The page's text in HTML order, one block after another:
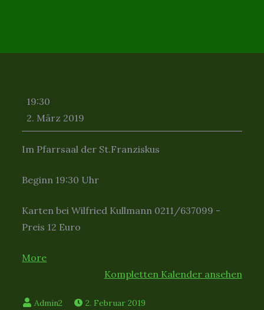
Karnevalssitzung
Mörsenbroicher
Frösch
19:30
2. März 2019
Im Pfarrsaal der St.Franziskus
Beginn 19:30 Uhr
Karten bei Wilfried Kullmann 0211/637099 -
Preis 12 Euro
Moreabout
Kompletten Kalender ansehen
2. Februar 2019